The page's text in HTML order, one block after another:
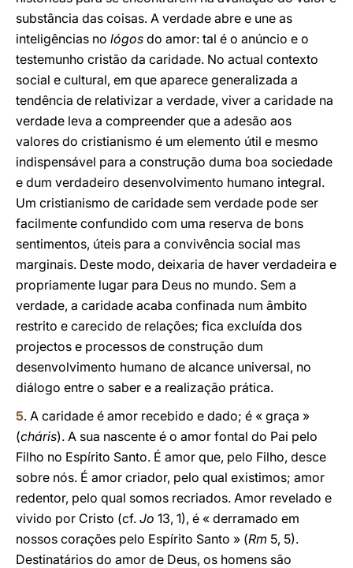
substância das coisas. A verdade abre e une as
inteligências no lógos do amor: tal é o anúncio e o
testemunho cristão da caridade. No actual contexto
social e cultural, em que aparece generalizada a
tendência de relativizar a verdade, viver a caridade na
verdade leva a compreender que a adesão aos
valores do cristianismo é um elemento útil e mesmo
indispensável para a construção duma boa sociedade
e dum verdadeiro desenvolvimento humano integral.
Um cristianismo de caridade sem verdade pode ser
facilmente confundido com uma reserva de bons
sentimentos, úteis para a convivência social mas
marginais. Deste modo, deixaria de haver verdadeira e
propriamente lugar para Deus no mundo. Sem a
verdade, a caridade acaba confinada num âmbito
restrito e carecido de relações; fica excluída dos
projectos e processos de construção dum
desenvolvimento humano de alcance universal, no
diálogo entre o saber e a realização prática.
5. A caridade é amor recebido e dado; é « graça »
(cháris). A sua nascente é o amor fontal do Pai pelo
Filho no Espírito Santo. É amor que, pelo Filho, desce
sobre nós. É amor criador, pelo qual existimos; amor
redentor, pelo qual somos recriados. Amor revelado e
vivido por Cristo (cf. Jo 13, 1), é « derramado em
nossos corações pelo Espírito Santo » (Rm 5, 5).
Destinatários do amor de Deus, os homens são